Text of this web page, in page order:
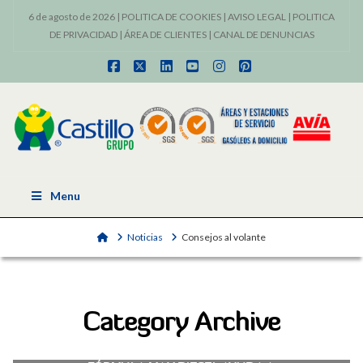
6 de agosto de 2026 | POLITICA DE COOKIES | AVISO LEGAL | POLITICA
DE PRIVACIDAD| ÁREA DE CLIENTES| CANAL DE DENUNCIAS
Facebook
X LinkedInYouTubeInstagram
Pinterest
Menu
HomeNoticias Consejos al volante
Category Archive